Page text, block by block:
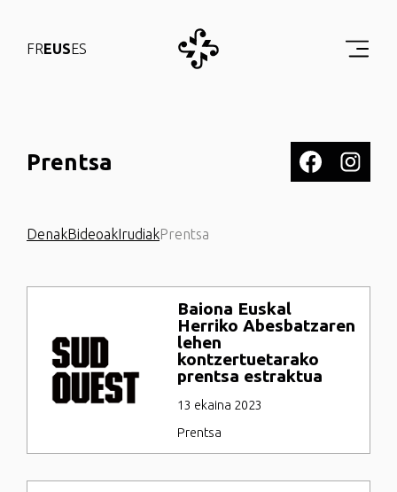
FREUSES
Prentsa
DenakBideoakIrudiakPrentsa
Baiona Euskal
Herriko Abesbatzaren
lehen
kontzertuetarako
prentsa estraktua
13 ekaina 2023
Prentsa